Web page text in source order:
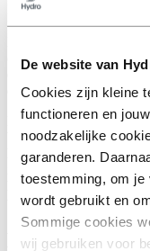
De website van
Cookies zijn kleine
functioneren en
noodzakelijke
garanderen.
toestemming, om je
wordt gebruikt en
Sommige cookies
wij gebruiken voor
Begin jaren 60 werkte
Røldal energiecentrale
omdat 17 boerderijen
energie maakt het
de productie van
De dochter van Johan,
bijdrage geleverd aan
ligt met name op de
iedere dag
hernieuwbare basis
toekomstgerichte
Een